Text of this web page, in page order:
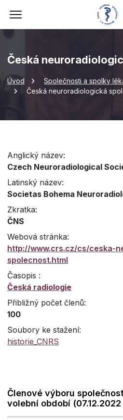
Česká
Úvod
Společnosti a spolky
Česká neuroradiologická
Anglický název:
Czech Neuroradiological
Latinský název:
Societas Bohema
Zkratka:
ČNS
Webová stránka:
http://www.crs.cz/cs/ceska-
spolecnost.html
Časopis :
Česká radiologie
Přibližný počet členů:
100
Soubory ke stažení:
historie_CNRS
Členové výboru
volební období (07.12.2022